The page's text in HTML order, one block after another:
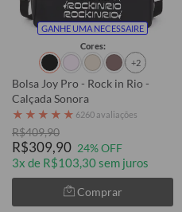
GANHE UMA NECESSAIRE
Cores:
+2
Bolsa Joy Pro - Rock in Rio -
Calçada Sonora
★ ★ ★ ★ ★ 6260 avaliações
R$409,90
R$309,90 24% OFF
3x de R$103,30 sem juros
Comprar